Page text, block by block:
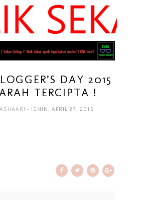
DAY 2015
TERCIPTA !
- ISNIN, APRIL 27, 2015